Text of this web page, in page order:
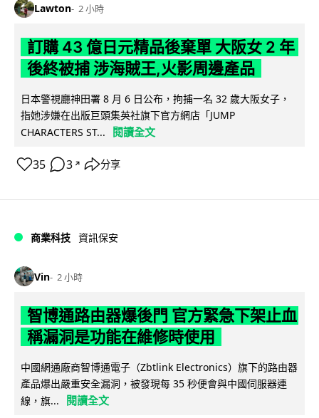
Lawton 2 小時
訂購 43 億日元精品後棄單 大阪女 2 年
後終被捕 涉海賊王,火影周邊產品
日本警視廳神田署 8 月 6 日公布，拘捕一名 32 歲大阪女子，
指她涉嫌在出版巨頭集英社旗下官方網店「JUMP
CHARACTERS ST...
閱讀全文
35 3 ↗ 分享
商業科技 資訊保安
Vin 2 小時
智博通路由器爆後門 官方緊急下架止血
稱漏洞是功能在維修時使用
中國網通廠商智博通電子（Zbtlink Electronics）旗下的路由器
產品爆出嚴重安全漏洞，被發現每 35 秒便會與中國伺服器連
線，旗...
閱讀全文